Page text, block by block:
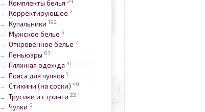
→ Комплекты белья
→ Корректирующее 2
→ Купальники 192
→ Мужское белье 5
→ Откровенное белье 7
→ Пеньюары 67
→ Пляжная одежда 31
→ Пояса для чулков 1
→ Стикини (на соски) 49
→ Трусики и стринги 22
→ Чулки 8